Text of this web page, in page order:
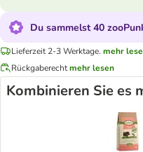
Du sammelst 40
Lieferzeit 2-3 Werktage. mehr
Rückgaberechtmehr lesen
Kombinieren Sie es